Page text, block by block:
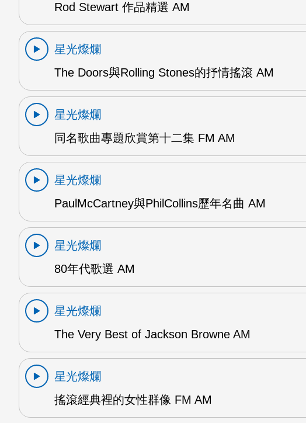
Rod Stewart 作品精選 AM
星光燦爛
The Doors與Rolling Stones的抒情搖滾 AM
星光燦爛
同名歌曲專題欣賞第十二集 FM AM
星光燦爛
PaulMcCartney與PhilCollins歷年名曲 AM
星光燦爛
80年代歌選 AM
星光燦爛
The Very Best of Jackson Browne AM
星光燦爛
搖滾經典裡的女性群像 FM AM